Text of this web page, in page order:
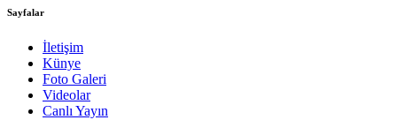
Sayfalar
İletişim
Künye
Foto Galeri
Videolar
Canlı Yayın